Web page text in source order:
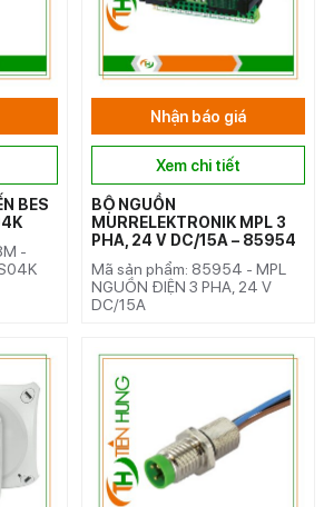
BES
-
Nhận báo giá
Xem chi tiết
BỘ NGUỒN
MURRELEKTRONIK MPL 3
PHA, 24 V DC/15A – 85954
Mã sản phẩm: 85954 - MPL
NGUỒN ĐIỆN 3 PHA, 24 V
DC/15A